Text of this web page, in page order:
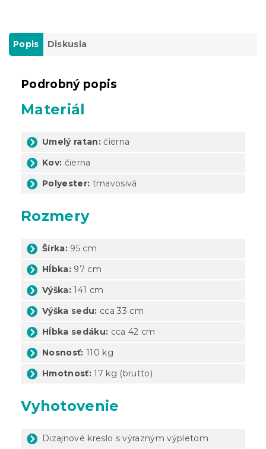
Popis Diskusia
Podrobný popis
Materiál
Umelý ratan: čierna
Kov: čierna
Polyester: tmavosivá
Rozmery
Šírka: 95 cm
Hĺbka: 97 cm
Výška: 141 cm
Výška sedu: cca 33 cm
Hĺbka sedáku: cca 42 cm
Nosnosť: 110 kg
Hmotnosť: 17 kg (brutto)
Vyhotovenie
Dizajnové kreslo s výrazným výpletom